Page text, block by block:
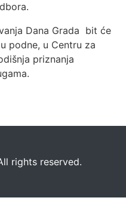
Dana Grada bit će
podne, u Centru za
priznanja
rights reserved.